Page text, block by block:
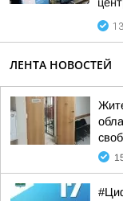
ЛЕНТА НОВОСТЕЙ